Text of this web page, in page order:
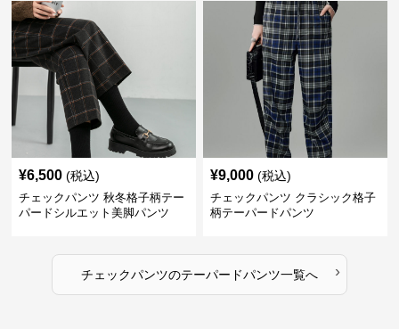
¥6,500 (税込)
チェックパンツ 秋冬格子柄テー
パードシルエット美脚パンツ
¥9,000 (税込)
チェックパンツ クラシック格子
柄テーパードパンツ
チェックパンツのテーパードパンツ一覧へ ›